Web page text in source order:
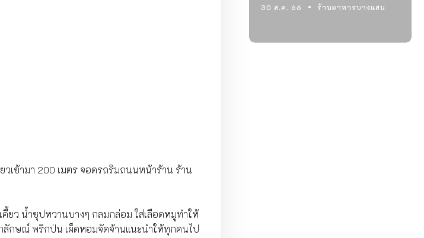
วเข้ามา 200 เมตร จอดรถริมถนนหน้าร้าน ร้าน
ยว น้ำซุปหวานบางๆ กลมกล่อม ใส่เลือดหมูทำให้
ลักษณ์ พริกป่น เผ็ดหอมจัดจ้านแนะนำให้ทุกคนไป
30 ส.ค. 66 ร้านอาหารบางแสน